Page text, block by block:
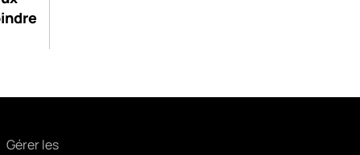
Gérer les